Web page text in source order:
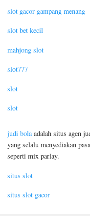
slot gacor gampang menang
slot bet kecil
mahjong slot
slot777
slot
slot
judi bolaadalah situs agen
yang selalu menyediakan
seperti mix parlay.
situs slot
situs slot gacor